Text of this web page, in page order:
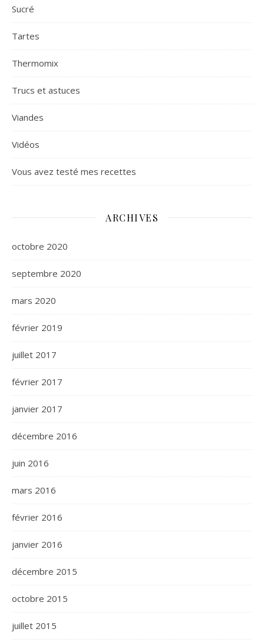
Sucré
Tartes
Thermomix
Trucs et astuces
Viandes
Vidéos
Vous avez testé mes recettes
ARCHIVES
octobre 2020
septembre 2020
mars 2020
février 2019
juillet 2017
février 2017
janvier 2017
décembre 2016
juin 2016
mars 2016
février 2016
janvier 2016
décembre 2015
octobre 2015
juillet 2015